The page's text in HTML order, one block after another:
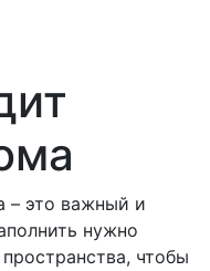
– это важный и
нужно
чтобы